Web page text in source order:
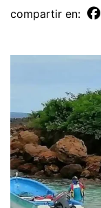
compartir en: